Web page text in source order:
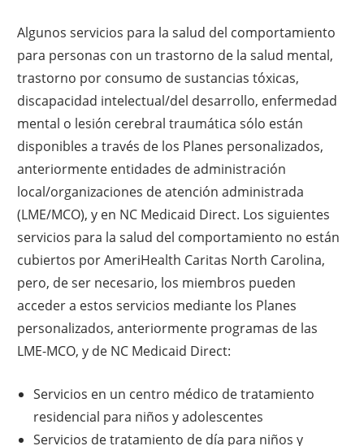
Algunos servicios para la salud del comportamiento
para personas con un trastorno de la salud mental,
trastorno por consumo de sustancias tóxicas,
discapacidad intelectual/del desarrollo, enfermedad
mental o lesión cerebral traumática sólo están
disponibles a través de los Planes personalizados,
anteriormente entidades de administración
local/organizaciones de atención administrada
(LME/MCO), y en NC Medicaid Direct. Los siguientes
servicios para la salud del comportamiento no están
cubiertos por AmeriHealth Caritas North Carolina,
pero, de ser necesario, los miembros pueden
acceder a estos servicios mediante los Planes
personalizados, anteriormente programas de las
LME-MCO, y de NC Medicaid Direct:
Servicios en un centro médico de tratamiento
residencial para niños y adolescentes
Servicios de tratamiento de día para niños y